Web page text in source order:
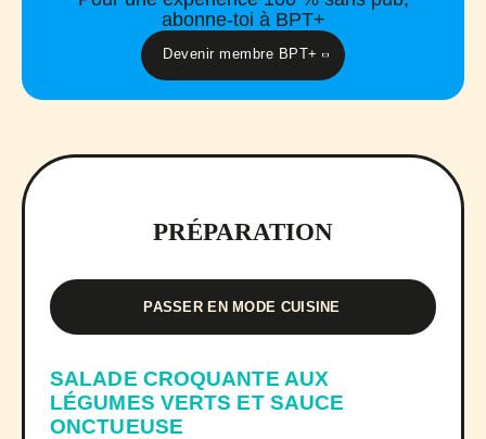
abonne-toi à BPT+
Devenir membre BPT+
PRÉPARATION
PASSER EN MODE CUISINE
SALADE CROQUANTE AUX
LÉGUMES VERTS ET SAUCE
ONCTUEUSE